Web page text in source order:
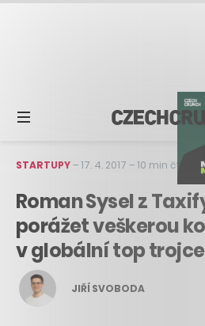
STARTUPY–17. 4. 2017 –10 min čtení
Roman Sysel z
porážet veškerou
v globální top trojce
JIŘÍ SVOBODA